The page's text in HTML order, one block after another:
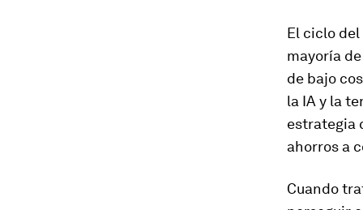
El ciclo
mayoría
de bajo
la IA y la
estrategia
ahorros a
Cuando